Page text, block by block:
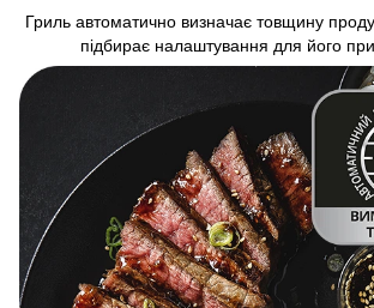
Гриль автоматично визначає товщину
підбирає налаштування для його